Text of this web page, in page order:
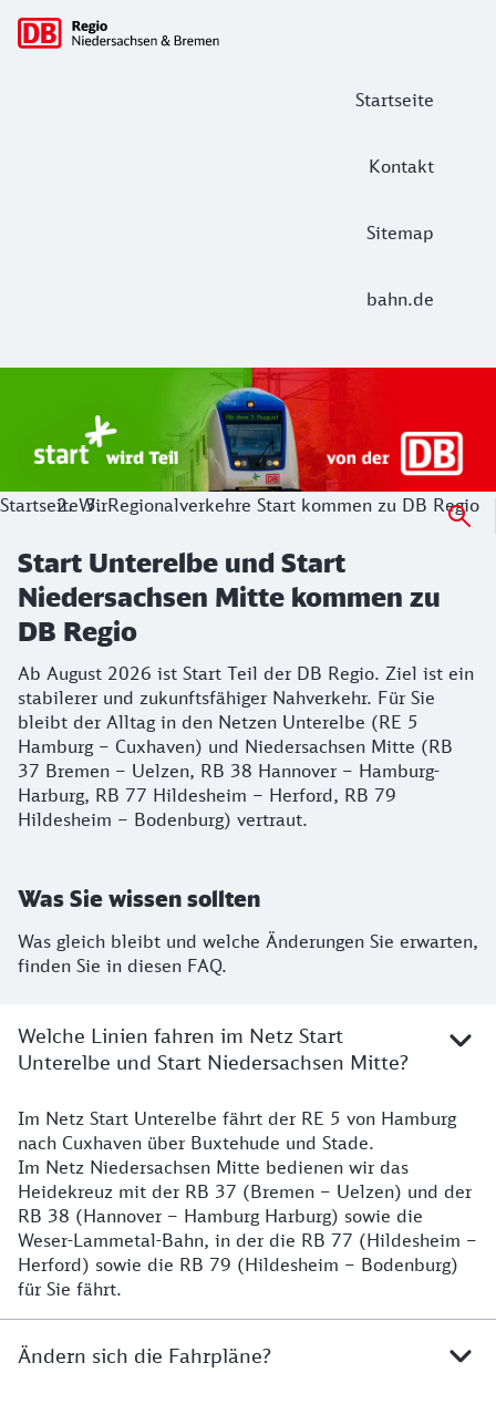
Startseite
Kontakt
Sitemap
bahn.de
Hauptnavigation
Start Unterelbe und Start
Ab August 2026 ist Start Teil der DB Regio. Ziel ist ein
StartseiteWirRegionalverkehre Start kommen zu DB Regio
Start Unterelbe und Start
Niedersachsen Mitte kommen zu
DB Regio
Ab August 2026 ist Start Teil der DB Regio. Ziel ist ein
stabilerer und zukunftsfähiger Nahverkehr. Für Sie
bleibt der Alltag in den Netzen Unterelbe (RE 5
Hamburg – Cuxhaven) und Niedersachsen Mitte (RB
37 Bremen – Uelzen, RB 38 Hannover – Hamburg-
Harburg, RB 77 Hildesheim – Herford, RB 79
Hildesheim – Bodenburg) vertraut.
Was Sie wissen sollten
Was gleich bleibt und welche Änderungen Sie erwarten,
finden Sie in diesen FAQ.
Welche Linien fahren im Netz Start
Unterelbe und Start Niedersachsen Mitte?
Details
Im Netz Start Unterelbe fährt der RE 5 von Hamburg
nach Cuxhaven über Buxtehude und Stade.
Im Netz Niedersachsen Mitte bedienen wir das
Heidekreuz mit der RB 37 (Bremen – Uelzen) und der
RB 38 (Hannover – Hamburg Harburg) sowie die
Weser-Lammetal-Bahn, in der die RB 77 (Hildesheim –
Herford) sowie die RB 79 (Hildesheim – Bodenburg)
für Sie fährt.
Ändern sich die Fahrpläne?